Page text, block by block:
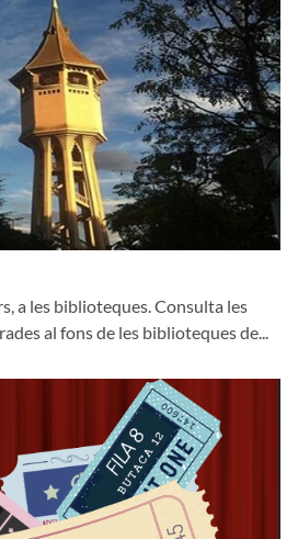
a les biblioteques. Consulta les
al fons de les biblioteques de...